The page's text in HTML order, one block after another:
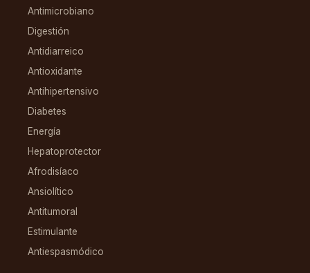
Antimicrobiano
Digestión
Antidiarreico
Antioxidante
Antihipertensivo
Diabetes
Energía
Hepatoprotector
Afrodisíaco
Ansiolítico
Antitumoral
Estimulante
Antiespasmódico